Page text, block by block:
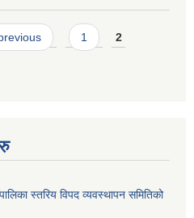
1 2
स्तरिय विपद व्यवस्थापन समितिको